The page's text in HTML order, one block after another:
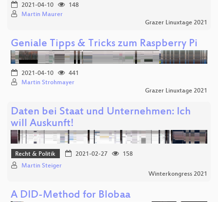
2021-04-10
148
Martin Maurer
Grazer Linuxtage 2021
Geniale Tipps & Tricks zum Raspberry Pi
2021-04-10
441
Martin Strohmayer
Grazer Linuxtage 2021
Daten bei Staat und Unternehmen: Ich
will Auskunft!
Recht & Politik 2021-02-27
158
Martin Steiger
Winterkongress 2021
A DID-Method for Blobaa